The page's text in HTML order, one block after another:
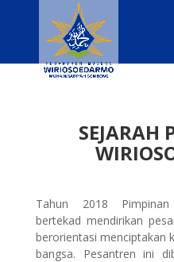
SEJARAH
Tahun 2018
bertekad mendirikan
berorientasi menciptakan
bangsa. Pesantren ini